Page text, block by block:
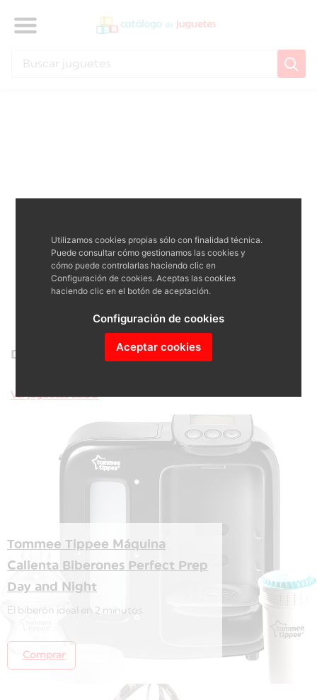
DESCUBRE TODO LEGO
Ver juguetes LEGO
Tommee Tippee Máquina
Calienta Biberones Perfect Prep
Day and Night
El biberón ideal en 2 minutos
Comprar
Utilizamos cookies propias sólo con finalidad técnica.
Puede consultar cómo gestionamos las cookies y
cómo puede controlarlas haciendo clic en
Configuración de cookies. Aceptas las cookies
haciendo clic en el botón de aceptación.
Configuración de cookies
Aceptar cookies